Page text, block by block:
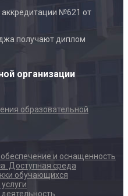
аккредитации №621 от
получают диплом
организации
образовательной
и оснащенность
Доступная среда
обучающихся